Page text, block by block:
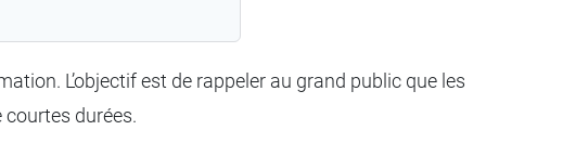
L’objectif est de rappeler au grand public que les
durées.